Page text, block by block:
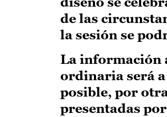
de las
la sesión se
La información
ordinaria será
posible, por
presentadas